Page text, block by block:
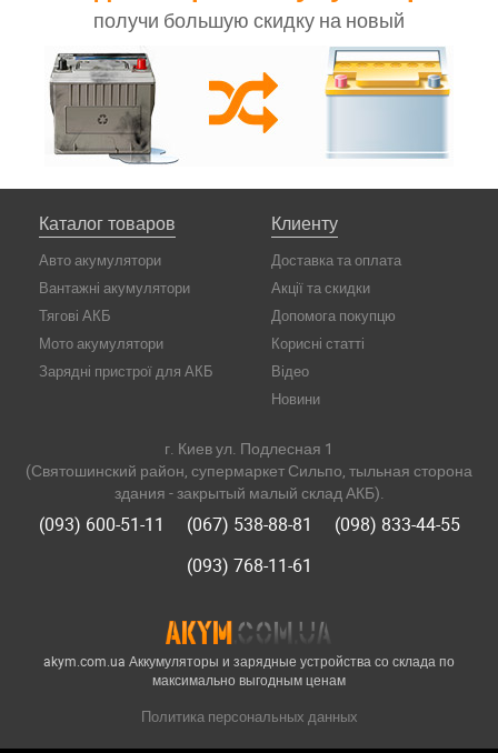
получи большую скидку на новый
akym.com.ua Аккумуляторы и зарядные устройства со склада по
максимально выгодным ценам
Политика персональных данных
Каталог товаров
Авто акумулятори
Вантажні акумулятори
Тягові АКБ
Мото акумулятори
Зарядні пристрої для АКБ
Клиенту
Доставка та оплата
Акції та скидки
Допомога покупцю
Корисні статті
Відео
Новини
г. Киев ул. Подлесная 1
(Святошинский район, супермаркет Сильпо, тыльная сторона
здания - закрытый малый склад АКБ).
(093) 600-51-11 (067) 538-88-81
(098) 833-44-55
(093) 768-11-61